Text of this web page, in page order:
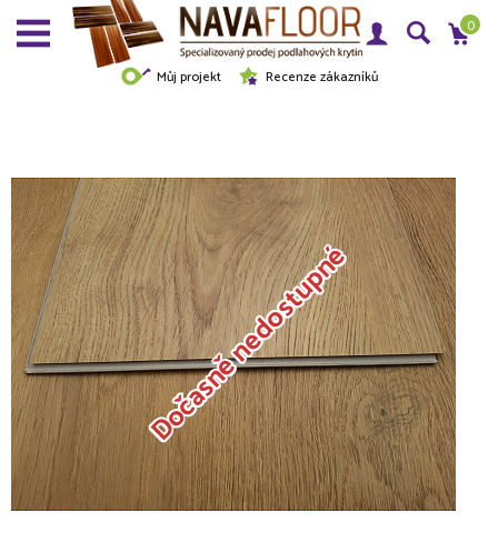
Můj projekt Recenze zákazníků
0
Dočasně nedostupné